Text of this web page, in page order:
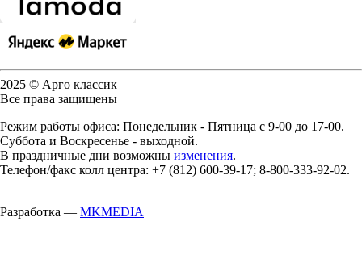
2025 © Арго классик
Все права защищены
Режим работы офиса: Понедельник - Пятница с 9-00 до 17-00.
Суббота и Воскресенье - выходной.
В праздничные дни возможны изменения.
Телефон/факс колл центра: +7 (812) 600-39-17; 8-800-333-92-02.
Разработка — MKMEDIA